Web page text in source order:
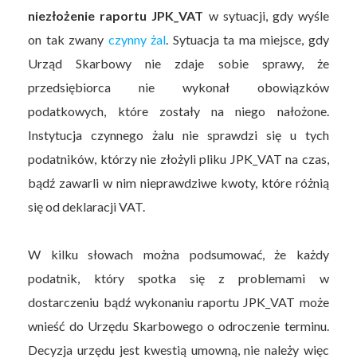
niezłożenie raportu JPK_VAT w sytuacji, gdy wyśle
on tak zwany czynny żal. Sytuacja ta ma miejsce, gdy
Urząd Skarbowy nie zdaje sobie sprawy, że
przedsiębiorca nie wykonał obowiązków
podatkowych, które zostały na niego nałożone.
Instytucja czynnego żalu nie sprawdzi się u tych
podatników, którzy nie złożyli pliku JPK_VAT na czas,
bądź zawarli w nim nieprawdziwe kwoty, które różnią
się od deklaracji VAT.
W kilku słowach można podsumować, że każdy
podatnik, który spotka się z problemami w
dostarczeniu bądź wykonaniu raportu JPK_VAT może
wnieść do Urzędu Skarbowego o odroczenie terminu.
Decyzja urzędu jest kwestią umowną, nie należy więc